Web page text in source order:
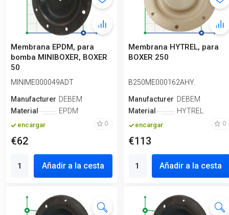
Membrana EPDM, para
bomba MINIBOXER, BOXER
50
MINIME000049ADT
ManufactureroDEBEM
Material
EPDM
encargar 0
€62
Añadir a la cesta
Membrana HYTREL, para
BOXER 250
B250ME000162AHY.
ManufactureroDEBEM
Material
HYTREL
encargar 0
€113
Añadir a la cesta